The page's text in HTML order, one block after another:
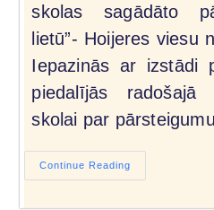
skolas sagādāto
lietū”- Hoijeres viesu
Iepazinās ar izstādi
piedalījās radošajā
skolai par
Continue Reading